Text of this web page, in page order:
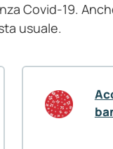
Covid-19.
usuale.